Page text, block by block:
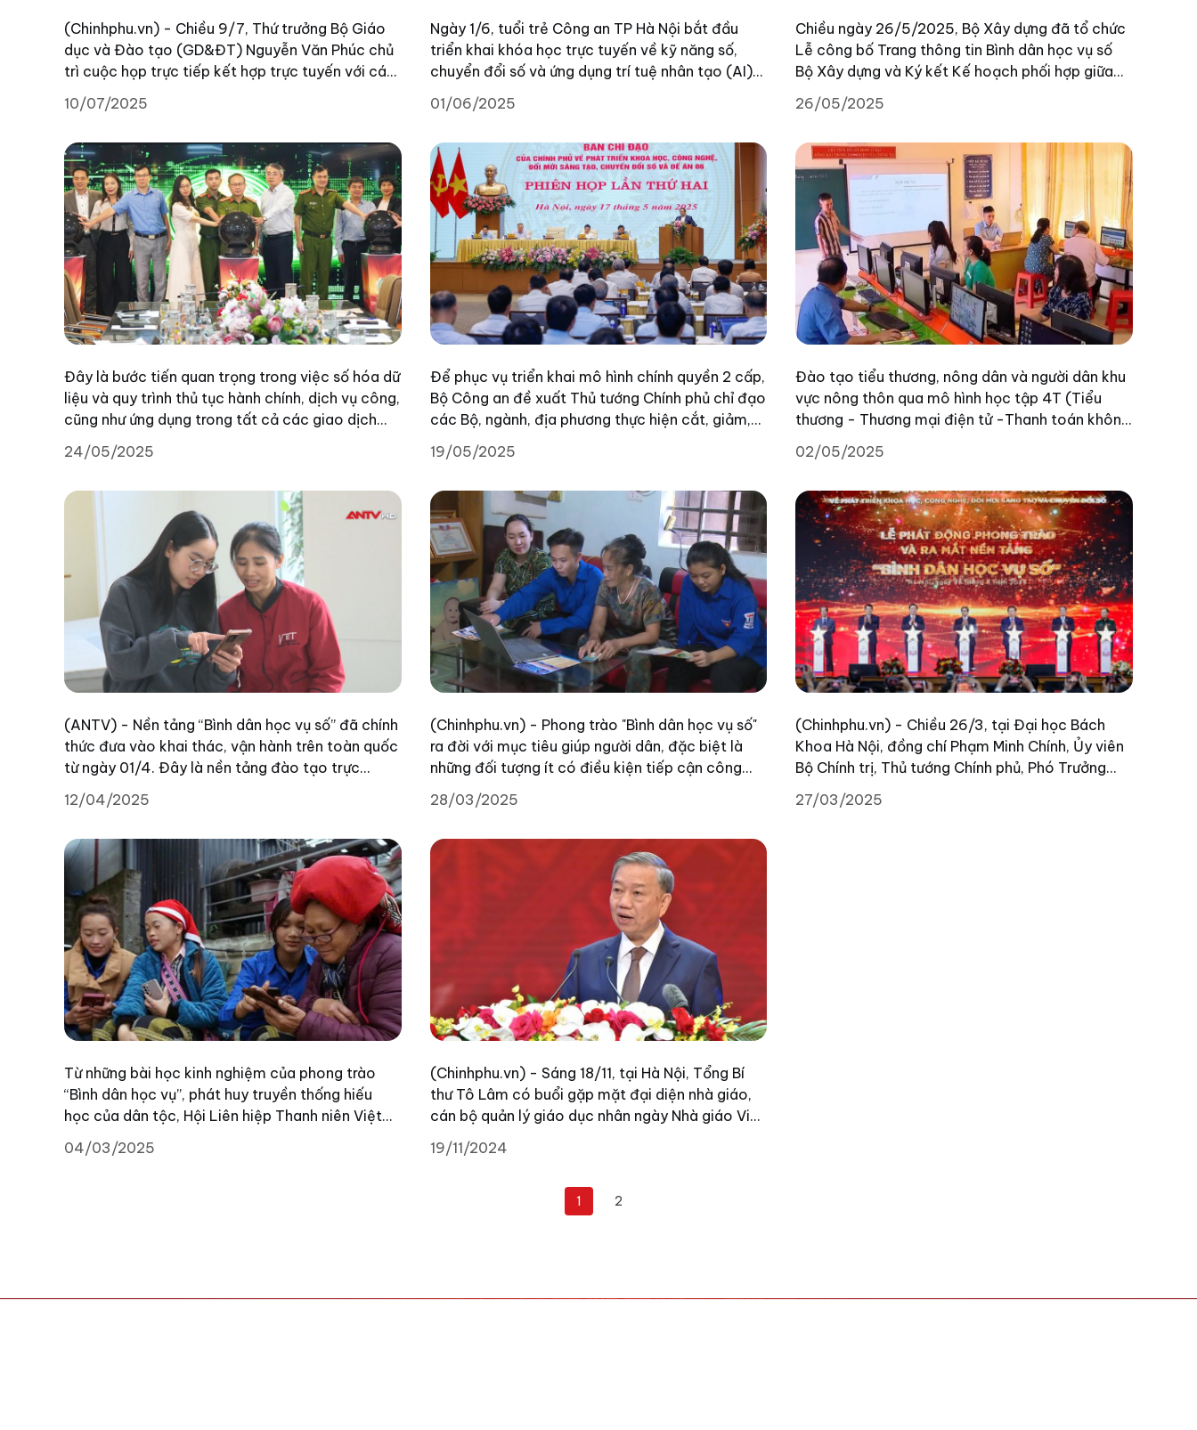
(Chinhphu.vn) - Chiều 9/7, Thứ trưởng Bộ Giáo
dục và Đào tạo (GD&ĐT) Nguyễn Văn Phúc chủ
trì cuộc họp trực tiếp kết hợp trực tuyến với các
cơ sở giáo dục trên toàn quốc, nhằm thúc đẩy
phong trào “Bình dân học vụ số” – một bước đi
gắn với tinh thần Đề án 06 của Chính phủ về
phát triển dữ liệu dân cư và định danh điện tử.
10/07/2025
Ngày 1/6, tuổi trẻ Công an TP Hà Nội bắt đầu
triển khai khóa học trực tuyến về kỹ năng số,
chuyển đổi số và ứng dụng trí tuệ nhân tạo (AI)
trên nền tảng “Bình dân học vụ số” quốc gia.
01/06/2025
Chiều ngày 26/5/2025, Bộ Xây dựng đã tổ chức
Lễ công bố Trang thông tin Bình dân học vụ số
Bộ Xây dựng và Ký kết Kế hoạch phối hợp giữa
Trung tâm Công nghệ thông tin - Bộ Xây dựng
và Cục Cảnh sát quản lý hành chính về trật tự xã
dựng Trần Hồng Minh, Thứ trưởng Bộ Công an
Trung tướng Nguyễn Văn Long, Thứ trưởng Bộ
Xây dựng Nguyễn Việt Hùng.
26/05/2025
Đây là bước tiến quan trọng trong việc số hóa dữ
liệu và quy trình thủ tục hành chính, dịch vụ công,
cũng như ứng dụng trong tất cả các giao dịch
điện tử hiện nay.
24/05/2025
Để phục vụ triển khai mô hình chính quyền 2 cấp,
Bộ Công an đề xuất Thủ tướng Chính phủ chỉ đạo
các Bộ, ngành, địa phương thực hiện cắt, giảm,
đơn giản hóa quy trình nghiệp vụ đối với 324 thủ
tục hành chính, tích hợp vào ứng dụng VNeID để
thủ tục hành chính.
19/05/2025
Đào tạo tiểu thương, nông dân và người dân khu
vực nông thôn qua mô hình học tập 4T (Tiểu
thương - Thương mại điện tử -Thanh toán không
dùng tiền mặt - Tiết kiệm số), giúp người học
nắm vững các kỹ năng, sử dụng công nghệ, nền
02/05/2025
(ANTV) - Nền tảng “Bình dân học vụ số” đã chính
thức đưa vào khai thác, vận hành trên toàn quốc
từ ngày 01/4. Đây là nền tảng đào tạo trực
tuyến do Bộ Công an và Đại học Bách khoa triển
khai quản lý.
12/04/2025
(Chinhphu.vn) - Phong trào "Bình dân học vụ số"
ra đời với mục tiêu giúp người dân, đặc biệt là
những đối tượng ít có điều kiện tiếp cận công
nghệ, có thể nắm bắt và làm chủ công nghệ số,
từ đó tham gia sâu hơn vào nền kinh tế số, xã hội
28/03/2025
(Chinhphu.vn) - Chiều 26/3, tại Đại học Bách
Khoa Hà Nội, đồng chí Phạm Minh Chính, Ủy viên
Bộ Chính trị, Thủ tướng Chính phủ, Phó Trưởng
Ban Chỉ đạo Trung ương về phát triển khoa học,
công nghệ, đổi mới sáng tạo và chuyển đổi số,
27/03/2025
Từ những bài học kinh nghiệm của phong trào
“Bình dân học vụ”, phát huy truyền thống hiếu
học của dân tộc, Hội Liên hiệp Thanh niên Việt
Nam các cấp trên cả nước đang sôi nổi triển
khai nhiều đội hình thanh niên hỗ trợ, mở các lớp
04/03/2025
(Chinhphu.vn) - Sáng 18/11, tại Hà Nội, Tổng Bí
thư Tô Lâm có buổi gặp mặt đại diện nhà giáo,
cán bộ quản lý giáo dục nhân ngày Nhà giáo Việt
Nam (20/11).
19/11/2024
1 2